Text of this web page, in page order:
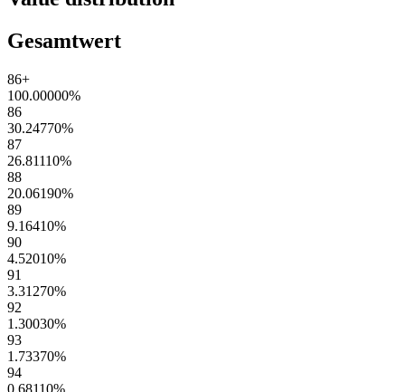
Gesamtwert
86+
100.00000%
86
30.24770%
87
26.81110%
88
20.06190%
89
9.16410%
90
4.52010%
91
3.31270%
92
1.30030%
93
1.73370%
94
0.68110%